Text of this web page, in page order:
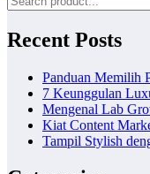
Recent Posts
Panduan Memilih
7 Keunggulan
Mengenal Lab
Kiat Content
Tampil Stylish